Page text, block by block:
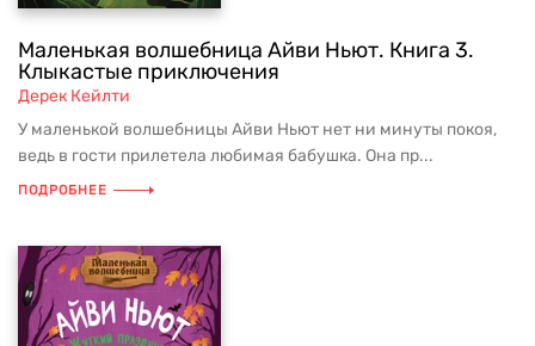
Маленькая волшебница Айви Ньют. Книга 3.
Клыкастые приключения
Дерек Кейлти
У маленькой волшебницы Айви Ньют нет ни минуты покоя,
ведь в гости прилетела любимая бабушка. Она пр...
ПОДРОБНЕЕ